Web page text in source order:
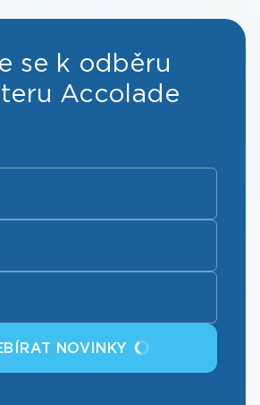
se k odběru
Accolade
NOVINKY